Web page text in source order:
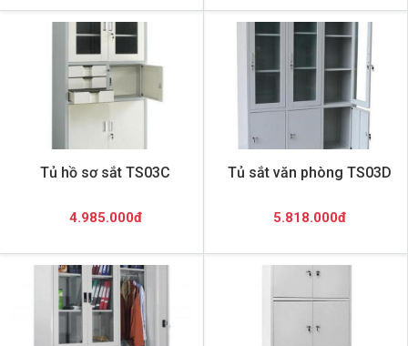
Tủ hồ sơ sắt TS03C
4.985.000đ
Tủ sắt văn phòng TS03D
5.818.000đ